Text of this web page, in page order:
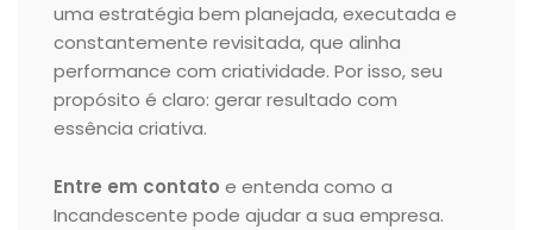
uma estratégia bem planejada, executada e
constantemente revisitada, que alinha
performance com criatividade. Por isso, seu
propósito é claro: gerar resultado com
essência criativa.
Entre em contato e entenda como a
Incandescente pode ajudar a sua empresa.